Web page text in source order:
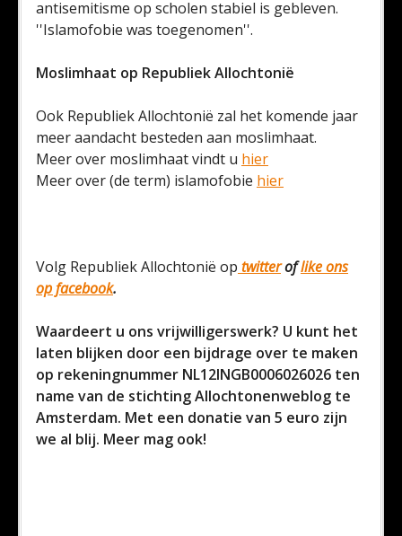
antisemitisme op scholen stabiel is gebleven.
''Islamofobie was toegenomen''.
Moslimhaat op Republiek Allochtonië
Ook Republiek Allochtonië zal het komende jaar
meer aandacht besteden aan moslimhaat.
Meer over moslimhaat vindt u hier
Meer over (de term) islamofobie hier
Volg Republiek Allochtonië op twitteroflike ons
op facebook.
Waardeert u ons vrijwilligerswerk? U kunt het
laten blijken door een bijdrage over te maken
op rekeningnummer NL12INGB0006026026 ten
name van de stichting Allochtonenweblog te
Amsterdam. Met een donatie van 5 euro zijn
we al blij. Meer mag ook!